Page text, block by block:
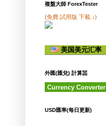
複盤大師 ForexTester
(免費.試用版 下載 ↓)
美国美元汇率
外匯(匯兌) 計算噐
Currency Converter
USD匯率(每日更新)